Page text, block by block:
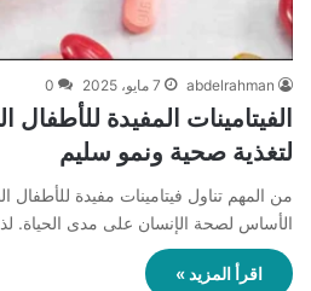
abdelrahman 7 مايو، 2025 0
الفيتامينات المفيدة
لتغذية صحية ونمو سليم
من المهم تناول فيتامينات مفيدة للأطفال
الأساس لصحة الإنسان على مدى الحياة.
اقرأ المزيد »